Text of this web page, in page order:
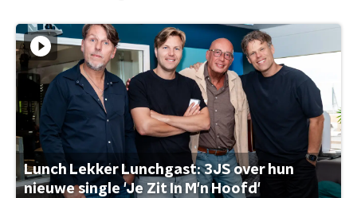
Lunch Lekker Lunchgast: 3JS over hun
nieuwe single 'Je Zit In M'n Hoofd'